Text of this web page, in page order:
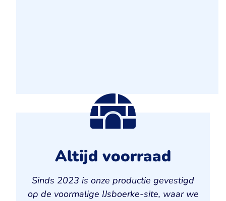
Altijd voorraad
Sinds 2023 is onze productie gevestigd
op de voormalige IJsboerke-site, waar we